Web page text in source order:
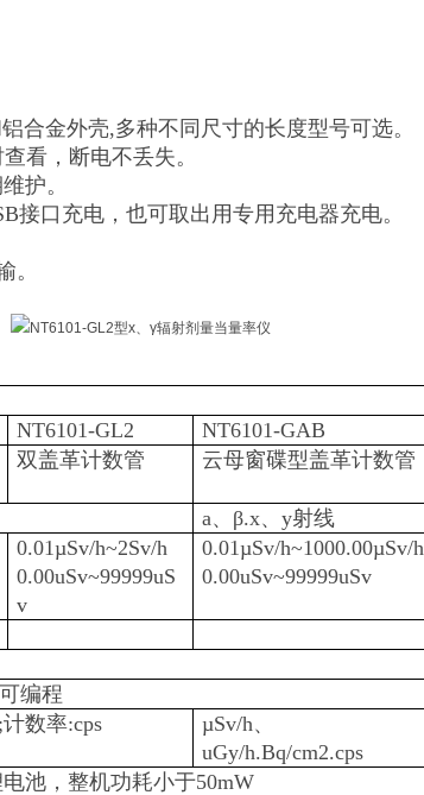
合金外壳,多种不同尺寸的长度型号可选。
看，断电不丢失。
护。
接口充电，也可取出用专用充电器充电。
。
NT6101-GL2
NT6101-GAB
双盖革计数管 云母窗碟型盖革计数管
a、β.x、y射线
0.01µSv/h~2Sv/h
0.00uSv~99999uS
v
0.01µSv/h~1000.00µSv/h
0.00uSv~99999uSv
编程
数率:cps
µSv/h、
uGy/h.Bq/cm2.cps
池，整机功耗小于50mW